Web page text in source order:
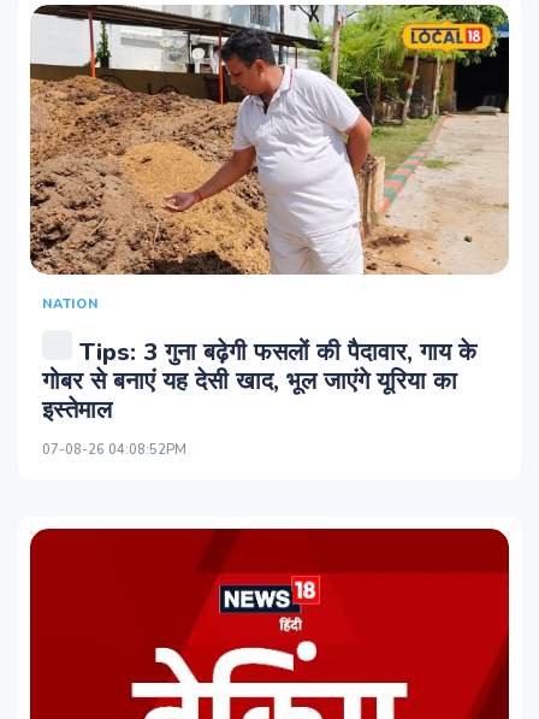
NATION
Tips: 3 गुना बढ़ेगी फसलों की पैदावार, गाय के
गोबर से बनाएं यह देसी खाद, भूल जाएंगे यूरिया का
इस्तेमाल
07-08-26 04:08:52PM